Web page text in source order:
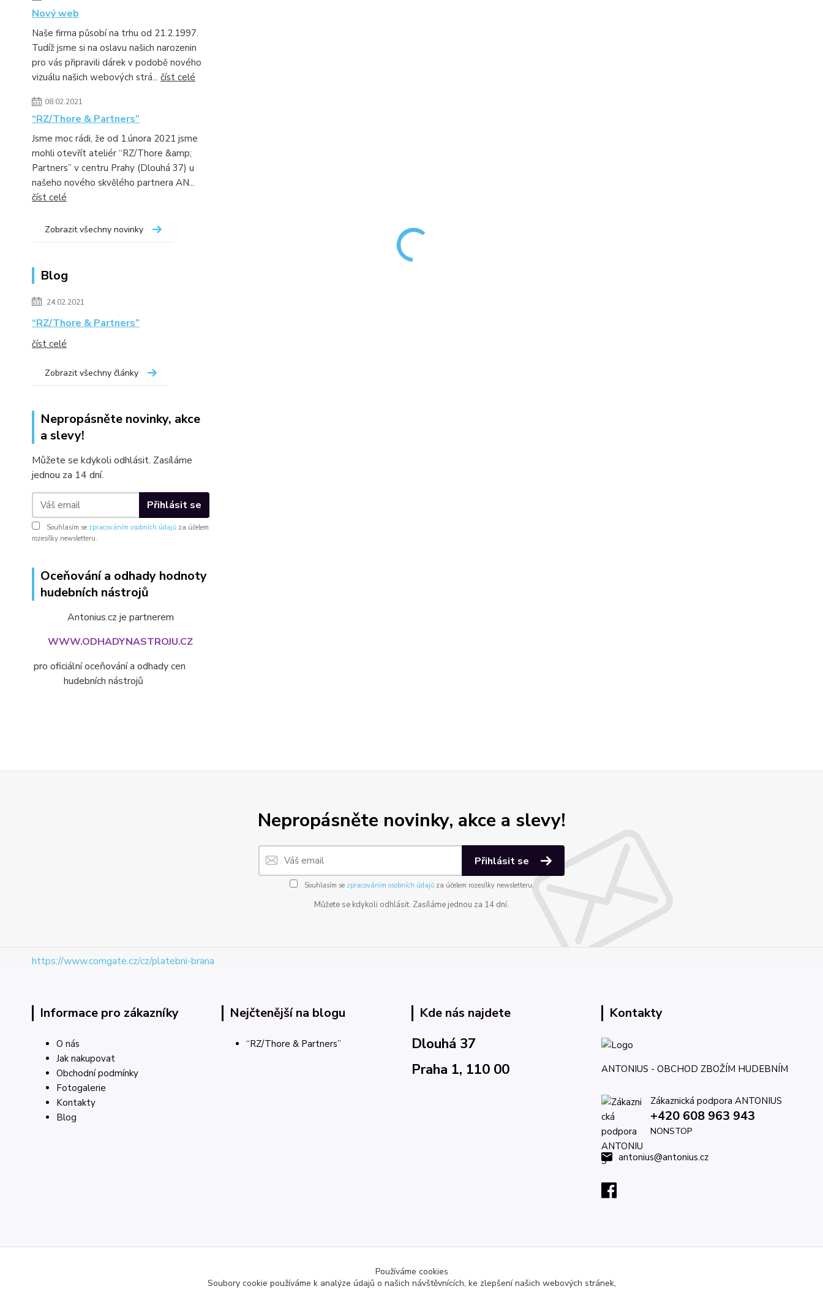
Nový web
Naše firma působí na trhu od 21.2.1997.
Tudíž jsme si na oslavu našich narozenin
pro vás připravili dárek v podobě nového
vizuálu našich webových strá... číst celé
08.02.2021
“RZ/Thore & Partners”
Jsme moc rádi, že od 1.února 2021 jsme
mohli otevřít ateliér “RZ/Thore &amp;
Partners” v centru Prahy (Dlouhá 37) u
našeho nového skvělého partnera AN...
číst celé
Zobrazit všechny novinky
Blog
24.02.2021
“RZ/Thore & Partners”
číst celé
Zobrazit všechny články
Nepropásněte novinky, akce
a slevy!
Můžete se kdykoli odhlásit. Zasíláme
jednou za 14 dní.
Přihlásit se
Souhlasím se zpracováním osobních údajů za účelem
rozesílky newsletteru.
Oceňování a odhady hodnoty
hudebních nástrojů
Antonius.cz je partnerem
WWW.ODHADYNASTROJU.CZ
pro oficiální oceňování a odhady cen
hudebních nástrojů
Nepropásněte novinky, akce a slevy!
Přihlásit se
Souhlasím se zpracováním osobních údajůza účelem rozesílky newsletteru.
Můžete se kdykoli odhlásit. Zasíláme jednou za 14 dní.
https://www.comgate.cz/cz/platebni-brana
Informace pro zákazníky
O nás
Jak nakupovat
Obchodní podmínky
Fotogalerie
Kontakty
Blog
Nejčtenější na blogu
“RZ/Thore & Partners”
Kde nás najdete
Dlouhá 37
Praha 1, 110 00
Kontakty
ANTONIUS - OBCHOD ZBOŽÍM HUDEBNÍM
Zákaznická podpora ANTONIUS
+420 608 963 943
NONSTOP
antonius@antonius.cz
Používáme cookies
Soubory cookie používáme k analýze údajů o našich návštěvnících, ke zlepšení našich webových stránek,